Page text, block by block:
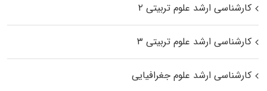
کارشناسی ارشد علوم تربیتی ۲
کارشناسی ارشد علوم تربیتی ۳
کارشناسی ارشد علوم جغرافیایی